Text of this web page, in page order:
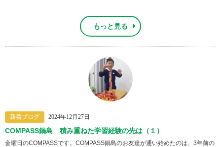
もっと見る
新着ブログ 2024年12月27日
COMPASS鍋島 積み重ねた学習経験の先は（１）
金曜日のCOMPASSです。COMPASS鍋島のお友達が通い始めたのは、3年前の